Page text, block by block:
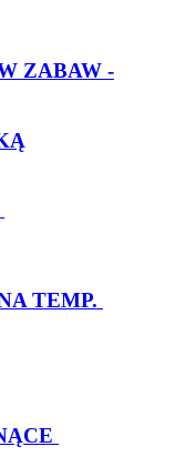
ZABAW -
TEMP.